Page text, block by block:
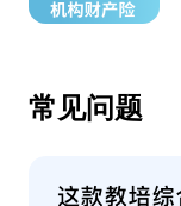
常见问题